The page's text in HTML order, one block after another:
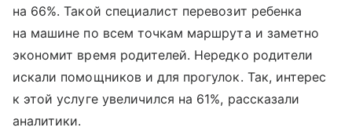
на 66%. Такой специалист перевозит ребенка
на машине по всем точкам маршрута и заметно
экономит время родителей. Нередко родители
искали помощников и для прогулок. Так, интерес
к этой услуге увеличился на 61%, рассказали
аналитики.